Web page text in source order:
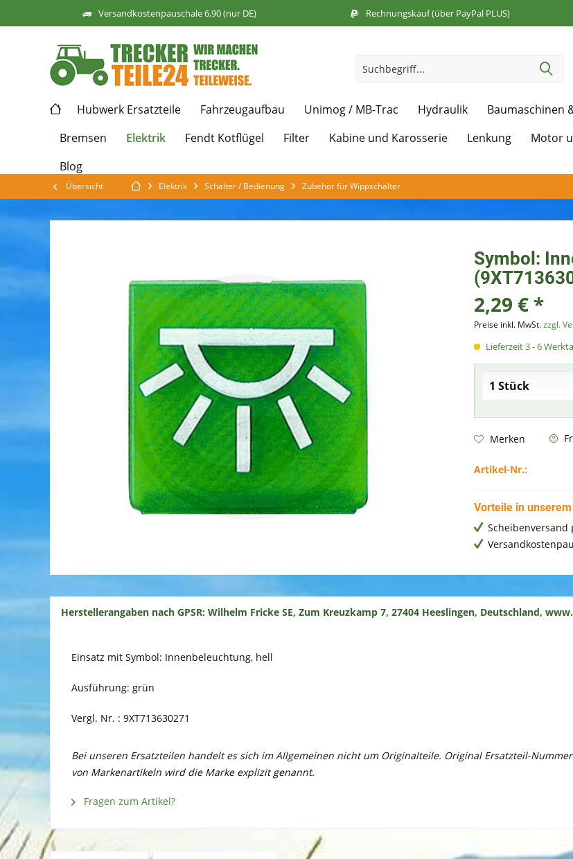
Versandkostenpauschale 6,90 (nur DE) Rechnungskauf (über PayPal PLUS)
Hubwerk Ersatzteile Fahrzeugaufbau Unimog / MB-Trac Hydraulik Baumaschinen
Bremsen
Elektrik Fendt Kotflügel Filter Kabine und Karosserie Lenkung Motor
Blog
Übersicht Elektrik Schalter / Bedienung Zubehör für Wippschalter
Symbol:
2,29 € *
Preise inkl. MwSt.zzgl.
Lieferzeit 3 - 6
Merken
Artikel-Nr.:
Vorteile in
Scheibenversand
Herstellerangaben nach GPSR: Wilhelm Fricke SE, Zum Kreuzkamp 7, 27404 Heeslingen, Deutschland,
Einsatz mit Symbol: Innenbeleuchtung, hell
Ausführung: grün
Vergl. Nr. : 9XT713630271
Bei unseren Ersatzteilen handelt es sich im Allgemeinen nicht um Originalteile. Original Ersatzteil-
von Markenartikeln wird die Marke explizit genannt.
Fragen zum Artikel?